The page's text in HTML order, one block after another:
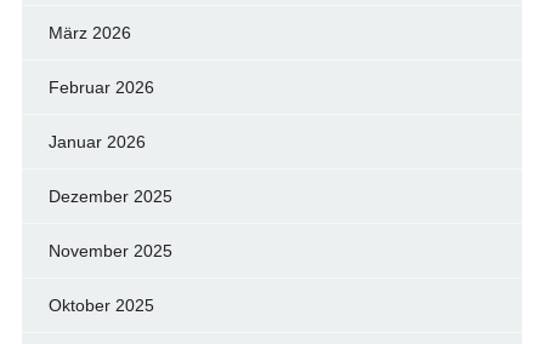
März 2026
Februar 2026
Januar 2026
Dezember 2025
November 2025
Oktober 2025